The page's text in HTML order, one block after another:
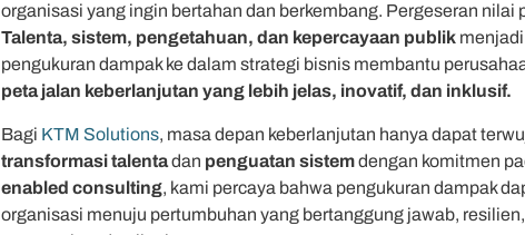
organisasi yang ingin bertahan dan berkembang. Pergeseran nilai
Talenta, sistem, pengetahuan, dan kepercayaan publik
pengukuran dampak ke dalam strategi bisnis membantu
peta jalan keberlanjutan yang lebih jelas, inovatif, dan inklusif.
Bagi KTM Solutions, masa depan keberlanjutan hanya dapat
transformasi talentadan penguatan sistemdengan komitmen
enabled consulting, kami percaya bahwa pengukuran dampak
organisasi menuju pertumbuhan yang bertanggung jawab,